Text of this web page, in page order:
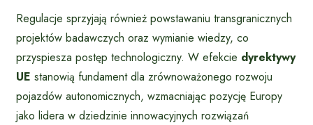
Regulacje sprzyjają również powstawaniu transgranicznych
projektów badawczych oraz wymianie wiedzy, co
przyspiesza postęp technologiczny. W efekcie dyrektywy
UE stanowią fundament dla zrównoważonego rozwoju
pojazdów autonomicznych, wzmacniając pozycję Europy
jako lidera w dziedzinie innowacyjnych rozwiązań